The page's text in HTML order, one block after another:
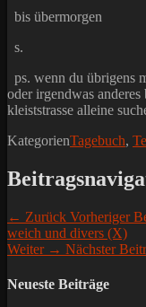
bis übermorgen
s.
ps. wenn du übrigens
oder irgendwas
kleiststrasse alleine
KategorienTagebuch,
← Zurück Vorheriger
weich und divers (X)
Weiter → Nächster
Neueste Beiträge